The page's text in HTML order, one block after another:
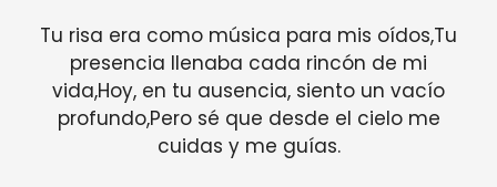
Tu risa era como música para mis oídos,Tu
presencia llenaba cada rincón de mi
vida,Hoy, en tu ausencia, siento un vacío
profundo,Pero sé que desde el cielo me
cuidas y me guías.